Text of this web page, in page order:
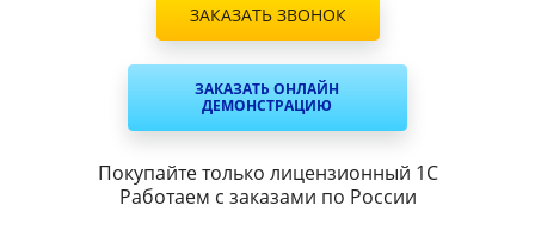
ЗАКАЗАТЬ ЗВОНОК
ЗАКАЗАТЬ ОНЛАЙН
ДЕМОНСТРАЦИЮ
Покупайте только лицензионный 1С
Работаем с заказами по России